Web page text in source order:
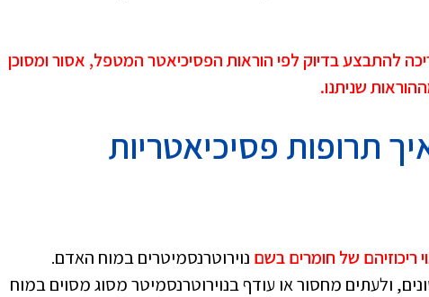
להתבצע בדיוק לפי הוראות הפסיכיאטר המטפל, אסור ומסוכן
שניתנו.
תרופות פסיכיאטריות
ריכוזיהם של חומרים בשם נוירוטרנסמיטרים במוח האדם.
ולעתים מחסור או עודף בנוירוטרנסמיטר מסוג מסוים במוח